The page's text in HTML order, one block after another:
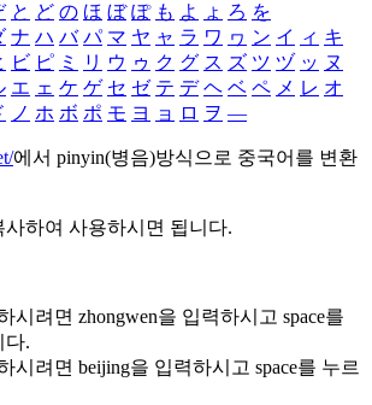
と ど の ほ ぼ ぽ も よ ょ ろ を
ナ ハ バ パ マ ヤ ャ ラ ワ ヮ ン イ ィ キ
ビ ピ ミ リ ウ ゥ ク グ ス ズ ツ ヅ ッ ヌ
エ ェ ケ ゲ セ ゼ テ デ ヘ ベ ペ メ レ オ
ノ ホ ボ ポ モ ヨ ョ ロ ヲ ―
에서 pinyin(병음)방식으로 중국어를 변환
하여 사용하시면 됩니다.
시려면 zhongwen을 입력하시고 space를
다.
시려면 beijing을 입력하시고 space를 누르